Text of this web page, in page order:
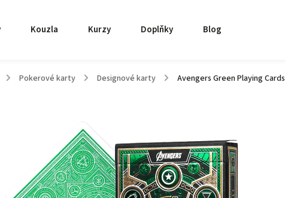
Kouzla Kurzy Doplňky Blog
/ Pokerové karty / Designové karty / Avengers Green Playing Cards